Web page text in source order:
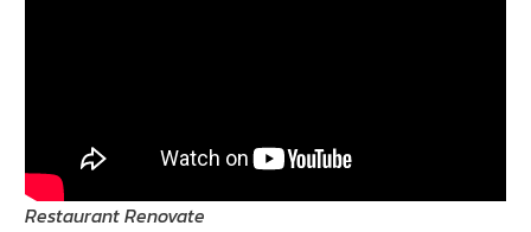
Restaurant Renovate